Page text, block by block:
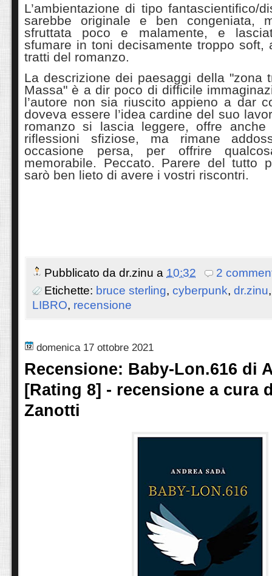
L’ambientazione di tipo fantascientifico/
sarebbe originale e ben congeniata,
sfruttata poco e malamente, e
sfumare in toni decisamente troppo soft,
tratti del romanzo.
La descrizione dei paesaggi della "zona
Massa" è a dir poco di difficile
l’autore non sia riuscito appieno a dar
doveva essere l’idea cardine del suo
romanzo si lascia leggere, offre
riflessioni sfiziose, ma rimane
occasione persa, per offrire
memorabile. Peccato. Parere del tutto
sarò ben lieto di avere i vostri riscontri.
Pubblicato da dr.zinu a 10:32
2
Etichette: bruce sterling, cyberpunk, dr.zinu
LIBRO, recensione
domenica 17 ottobre 2021
Recensione: Baby-Lon.616 di
[Rating 8] - recensione a cura
Zanotti